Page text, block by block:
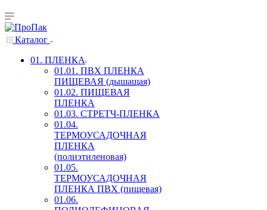
Каталог
01. ПЛЕНКА
01.01. ПВХ ПЛЕНКА
ПИЩЕВАЯ (дышащая)
01.02. ПИЩЕВАЯ
ПЛЕНКА
01.03. СТРЕТЧ-ПЛЕНКА
01.04.
ТЕРМОУСАДОЧНАЯ
ПЛЕНКА
(полиэтиленовая)
01.05.
ТЕРМОУСАДОЧНАЯ
ПЛЕНКА ПВХ (пищевая)
01.06.